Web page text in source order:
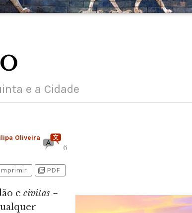
e a Cidade
Oliveira
6
Imprimir picture_as_pdf PDF
e civitas =